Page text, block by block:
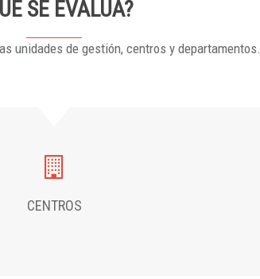
SE EVALÚA?
unidades de gestión, centros y departamentos.
CENTROS